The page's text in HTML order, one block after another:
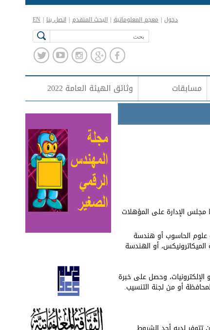
دخول | معجم المعلوماتية | البحث المتقدم | اتصل بنا |
EN
مسابقات وثائق الهيئة العامة 2022
مجلس الإدارة على المؤهلات
علوم الحاسوب أو هندسة
أو الهندسة
وحصل على خبرة
أو من لجنة التنسيب.